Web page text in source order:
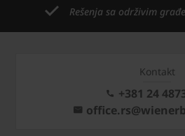
Rešenja sa održivim
Kontakt
+381 24